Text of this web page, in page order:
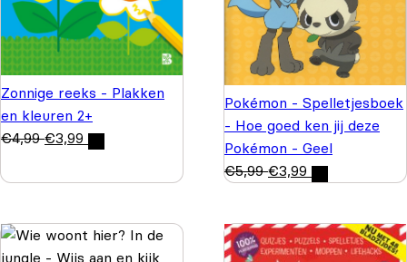
Zonnige reeks - Plakken
en kleuren 2+
€4,99 €3,99
Pokémon - Spelletjesboek
- Hoe goed ken jij deze
Pokémon - Geel
€5,99 €3,99